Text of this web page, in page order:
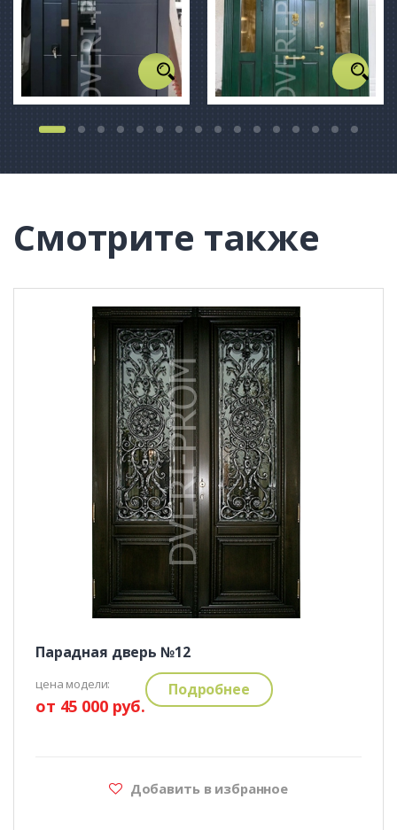
Смотрите также
Парадная дверь №12
цена модели:
от 45 000 руб.
Подробнее
Добавить в избранное